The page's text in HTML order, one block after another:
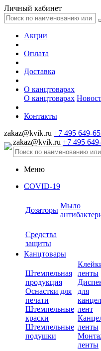
Личный кабинет
Акции
Оплата
Доставка
О канцтоварах
О канцтоварах
Контакты
zakaz@kvik.ru +7 495 649-
zakaz@kvik.ru +7 495
Меню
COVID-19
Дозаторы
Мыло
Средства
защиты
Канцтовары
Штемпельная
продукция
Оснастки для
печати
Штемпельные
краски
Штемпельные
подушки
ленты
для
лент
ленты
ленты